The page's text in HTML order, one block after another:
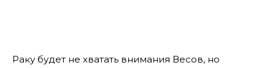
Раку будет не хватать внимания Весов, но